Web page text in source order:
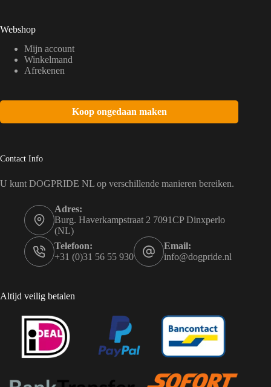
Webshop
Mijn account
Winkelmand
Afrekenen
Koop ongedaan maken
Contact Info
U kunt DOGPRIDE NL op verschillende manieren bereiken.
Adres:
Burg. Haverkampstraat 2 7091CP Dinxperlo
(NL)
Telefoon:
+31 (0)31 56 55 930
Email:
info@dogpride.nl
Altijd veilig betalen